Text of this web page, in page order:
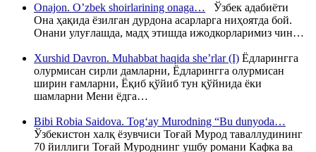
Onajon. O’zbek shoirlarining onaga… Ўзбек адабиёти
Она ҳақида ёзилган дурдона асарларга ниҳоятда бой.
Онани улуғлашда, мадҳ этишда ижодкорларимиз чин…
Xurshid Davron. Muhabbat haqida she’rlar (I) Ёдларингга
олурмисан сирли дамларни, Ёдларингга олурмисан
ширин ғамларни, Ёқиб қўйиб тун қўйнида ёки
шамларни Мени ёдга…
Bibi Robia Saidova. Tog‘ay Murodning “Bu dunyoda…
Ўзбекистон халқ ёзувчиси Тоғай Мурод таваллудининг
70 йиллиги Тоғай Муроднинг ушбу романи Кафка ва